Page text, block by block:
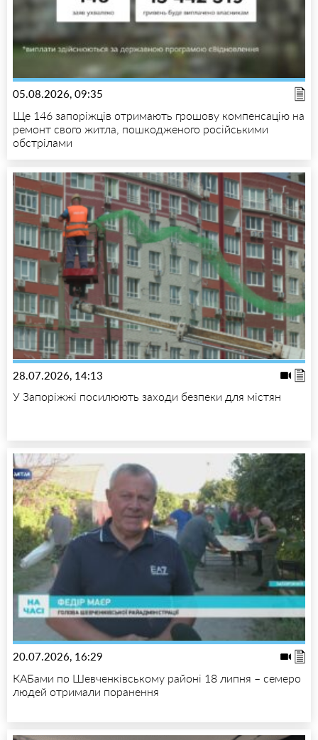
05.08.2026, 09:35
Ще 146 запоріжців отримають грошову компенсацію на
ремонт свого житла, пошкодженого російськими
обстрілами
28.07.2026, 14:13
У Запоріжжі посилюють заходи безпеки для містян
20.07.2026, 16:29
КАБами по Шевченківському районі 18 липня – семеро
людей отримали поранення